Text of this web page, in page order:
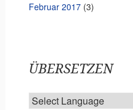
Februar 2017(3)
ÜBERSETZEN